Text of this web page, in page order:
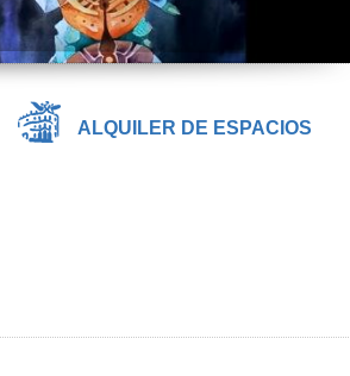
ALQUILER DE ESPACIOS